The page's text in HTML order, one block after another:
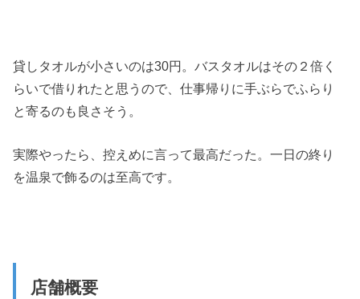
貸しタオルが小さいのは30円。バスタオルはその２倍く
らいで借りれたと思うので、仕事帰りに手ぶらでふらり
と寄るのも良さそう。
実際やったら、控えめに言って最高だった。一日の終り
を温泉で飾るのは至高です。
店舗概要